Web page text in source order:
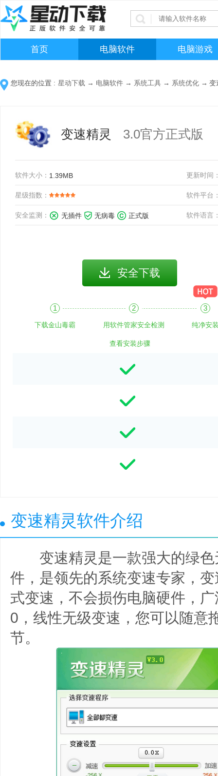
首页 电脑软件 电脑游戏
您现在的位置 : 星动下载 → 电脑软件 → 系统工具 → 系统优化 → 变
变速精灵 3.0官方正式版
软件大小： 1.39MB 更新时间
星级指数： 软件平台
安全监测： 无插件 无病毒 正式版 软件语言
安全下载
下载金山毒霸 用软件管家安全检测 纯净安
查看安装步骤
变速精灵软件介绍
变速精灵是一款强大的绿色
件，是领先的系统变速专家，
式变速，不会损伤电脑硬件，
0，线性无级变速，您可以随意
节。